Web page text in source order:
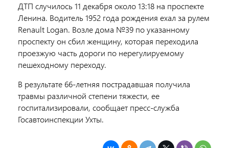
ДТП случилось 11 декабря около 13:18 на проспекте
Ленина. Водитель 1952 года рождения ехал за рулем
Renault Logan. Возле дома №39 по указанному
проспекту он сбил женщину, которая переходила
проезжую часть дороги по нерегулируемому
пешеходному переходу.
В результате 66-летняя пострадавшая получила
травмы различной степени тяжести, ее
госпитализировали, сообщает пресс-служба
Госавтоинспекции Ухты.